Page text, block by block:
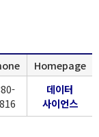
Homepage
데이터
사이언스